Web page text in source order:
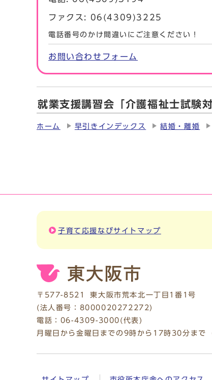
ファクス: 06(4309)3225
電話番号のかけ間違いにご注意ください！
お問い合わせフォーム
就業支援講習会「介護福祉士試験
ホーム 早引きインデックス 結婚・離婚
子育て応援なびサイトマップ
〒577-8521
東大阪市荒本北一丁目1番1号
(法人番号：8000020272272)
電話： 06-4309-3000 (代表)
月曜日から金曜日までの9時から17時30分まで